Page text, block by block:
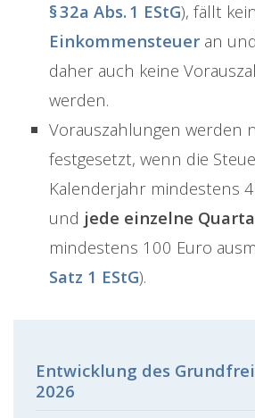
§ 32a Abs. 1 EStG), fällt
Einkommensteuer an
daher auch keine
werden.
Vorauszahlungen werden
festgesetzt, wenn die
Kalenderjahr mindestens
und jede einzelne
mindestens 100 Euro
Satz 1 EStG).
Entwicklung des
2026